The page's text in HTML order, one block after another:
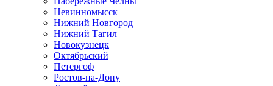
Невинномысск
Нижний Новгород
Нижний Тагил
Новокузнецк
Октябрьский
Петергоф
Ростов-на-Дону